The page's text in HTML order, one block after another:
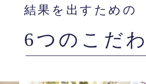
結果を出すための
6つのこだ